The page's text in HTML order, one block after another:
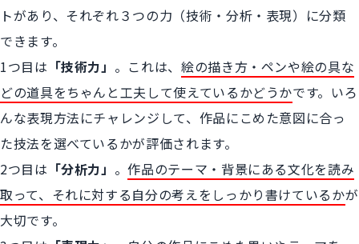
トがあり、それぞれ３つの力（技術・分析・表現）に分類
できます。
1つ目は 「技術力」 。これは、 絵の描き方・ペンや絵の具な
どの道具をちゃんと工夫して使えているかどうかです。いろ
んな表現方法にチャレンジして、作品にこめた意図に合っ
た技法を選べているかが評価されます。
2つ目は 「分析力」 。作品のテーマ・背景にある文化を読み
取って、それに対する自分の考えをしっかり書けているかが
大切です。